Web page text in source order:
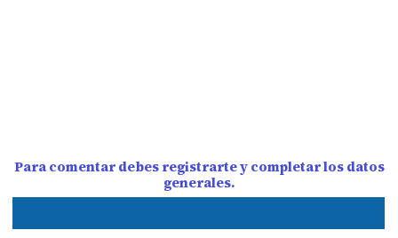
Para comentar debes registrarte y completar los datos
generales.